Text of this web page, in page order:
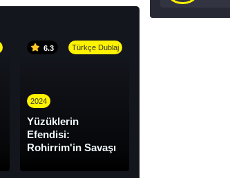
6.3 Türkçe Dublaj
2024
Yüzüklerin
Efendisi:
Rohirrim'in Savaşı